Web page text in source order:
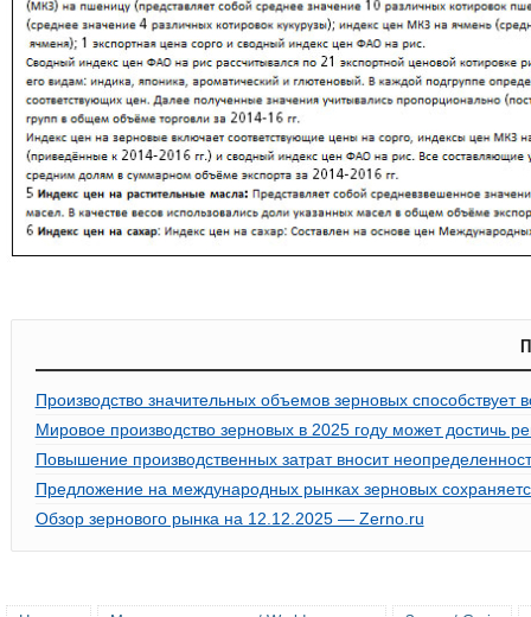
Производство значительных объемов зерновых
Мировое производство зерновых в 2025 году может достичь
Повышение производственных затрат вносит
Предложение на международных рынках зерновых
Обзор зернового рынка на 12.12.2025 — Zerno.ru